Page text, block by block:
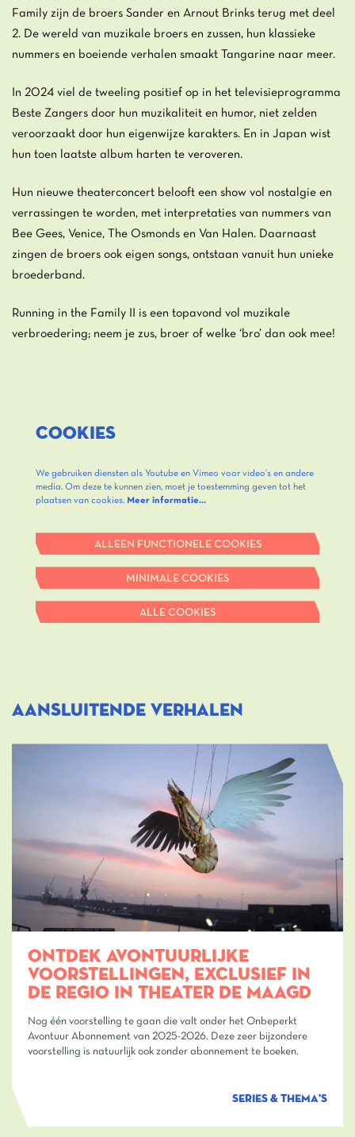
Family zijn de broers Sander en Arnout Brinks terug met deel
2. De wereld van muzikale broers en zussen, hun klassieke
nummers en boeiende verhalen smaakt Tangarine naar meer.
In 2024 viel de tweeling positief op in het televisieprogramma
Beste Zangers door hun muzikaliteit en humor, niet zelden
veroorzaakt door hun eigenwijze karakters. En in Japan wist
hun toen laatste album harten te veroveren.
Hun nieuwe theaterconcert belooft een show vol nostalgie en
verrassingen te worden, met interpretaties van nummers van
Bee Gees, Venice, The Osmonds en Van Halen. Daarnaast
zingen de broers ook eigen songs, ontstaan vanuit hun unieke
broederband.
Running in the Family II is een topavond vol muzikale
verbroedering; neem je zus, broer of welke ‘bro’ dan ook mee!
COOKIES
We gebruiken diensten als Youtube en Vimeo voor video's en andere
media. Om deze te kunnen zien, moet je toestemming geven tot het
plaatsen van cookies. Meer informatie…
ALLEEN FUNCTIONELE COOKIES
MINIMALE COOKIES
ALLE COOKIES
Aansluitende verhalen
ONTDEK AVONTUURLIJKE
VOORSTELLINGEN, EXCLUSIEF IN
DE REGIO IN THEATER DE MAAGD
Nog één voorstelling te gaan die valt onder het Onbeperkt
Avontuur Abonnement van 2025-2026. Deze zeer bijzondere
voorstelling is natuurlijk ook zonder abonnement te boeken.
SERIES & THEMA'S